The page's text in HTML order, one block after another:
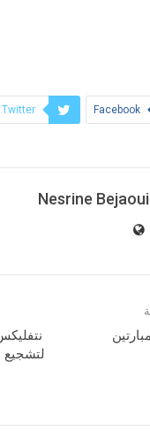
Facebook
Twitter
Nesrine Bejaoui